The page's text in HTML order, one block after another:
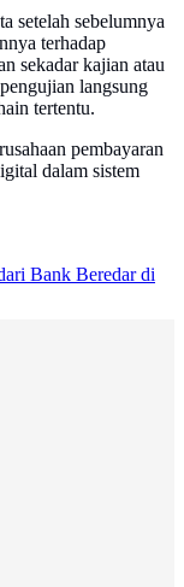
setelah sebelumnya
terhadap
sekadar kajian atau
langsung
tertentu.
pembayaran
dalam sistem
Bank Beredar di